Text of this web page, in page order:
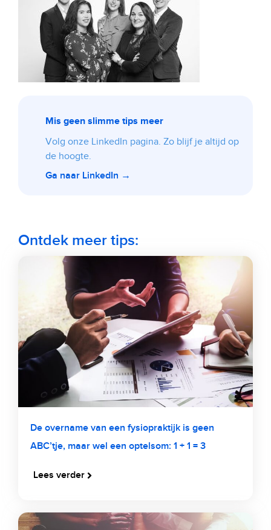
Mis geen slimme tips meer
Volg onze LinkedIn pagina. Zo blijf je altijd op
de hoogte.
Ga naar LinkedIn →
Ontdek meer tips:
De overname van een fysiopraktijk is geen
ABC’tje, maar wel een optelsom: 1 + 1 = 3
Lees verder